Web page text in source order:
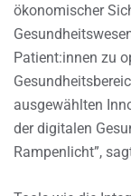
ökonomischer
Patient:innen zu
ausgewählten
der digitalen
Rampenlicht”,